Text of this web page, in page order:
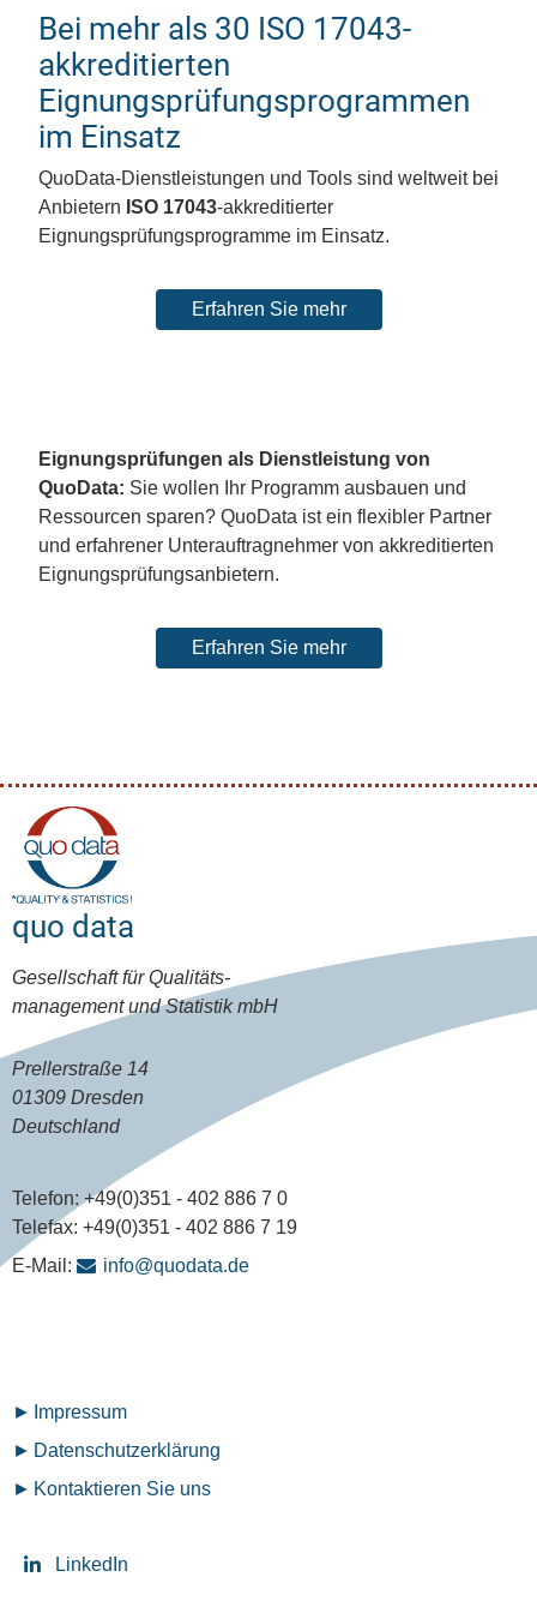
Bei mehr als 30 ISO 17043-
akkreditierten
Eignungsprüfungsprogrammen
im Einsatz
QuoData-Dienstleistungen und Tools sind weltweit bei
Anbietern ISO 17043-akkreditierter
Eignungsprüfungsprogramme im Einsatz.
Erfahren Sie mehr
Eignungsprüfungen als Dienstleistung von
QuoData: Sie wollen Ihr Programm ausbauen und
Ressourcen sparen? QuoData ist ein flexibler Partner
und erfahrener Unterauftragnehmer von akkreditierten
Eignungsprüfungsanbietern.
Erfahren Sie mehr
quo data
Gesellschaft für Qualitäts-
management und Statistik mbH
Prellerstraße 14
01309 Dresden
Deutschland
Telefon:+49(0)351 - 402 886 7 0
Telefax: +49(0)351 - 402 886 7 19
E-Mail:
info@quodata.de
Fußzeilenmenü
Impressum
Datenschutz­erklärung
Kontaktieren Sie uns
LinkedIn